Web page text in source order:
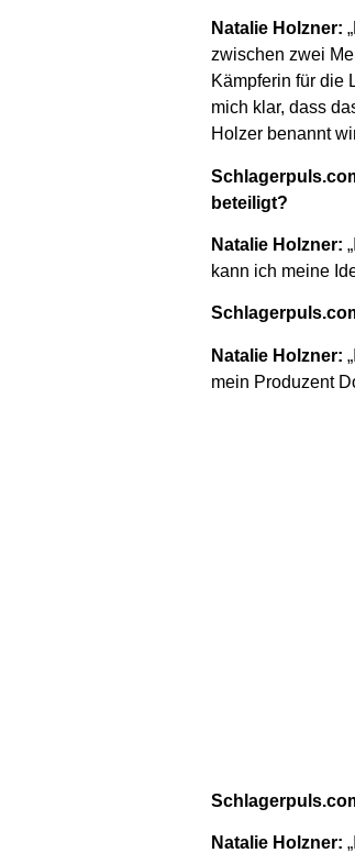
Natalie Holzner:
zwischen zwei
Kämpferin für die
mich klar, dass
Holzer benannt
beteiligt?
Natalie Holzner:
kann ich meine
Natalie Holzner:
mein Produzent
Natalie Holzner: